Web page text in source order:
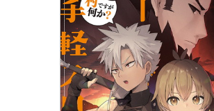
会社情報 採用情報
スクウェア・エニックス サイト内検索